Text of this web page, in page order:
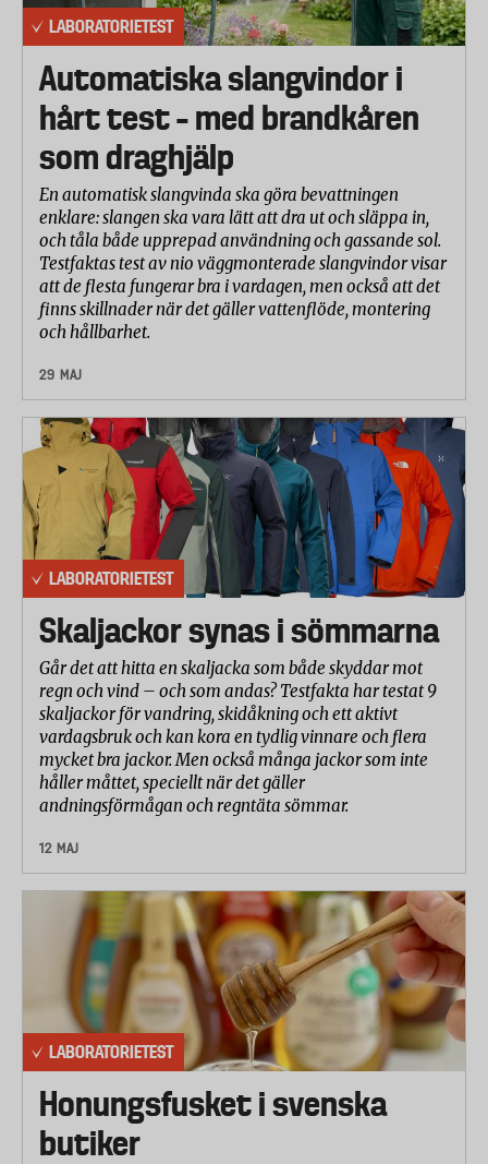
LABORATORIETEST
Automatiska slangvindor i
hårt test – med brandkåren
som draghjälp
En automatisk slangvinda ska göra bevattningen
enklare: slangen ska vara lätt att dra ut och släppa in,
och tåla både upprepad användning och gassande sol.
Testfaktas test av nio väggmonterade slangvindor visar
att de flesta fungerar bra i vardagen, men också att det
finns skillnader när det gäller vattenflöde, montering
och hållbarhet.
29 MAJ
LABORATORIETEST
Skaljackor synas i sömmarna
Går det att hitta en skaljacka som både skyddar mot
regn och vind – och som andas? Testfakta har testat 9
skaljackor för vandring, skidåkning och ett aktivt
vardagsbruk och kan kora en tydlig vinnare och flera
mycket bra jackor. Men också många jackor som inte
håller måttet, speciellt när det gäller
andningsförmågan och regntäta sömmar.
12 MAJ
LABORATORIETEST
Honungsfusket i svenska
butiker